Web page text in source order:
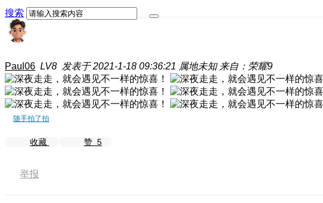
搜索
Paul06 LV8 发表于 2021-1-18 09:36:21 属地未知 来自：荣耀9
随手拍了拍
收藏 赞 5
举报